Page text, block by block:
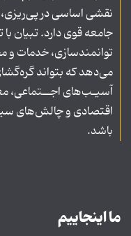
نقشی اساسی در
جامعه قوی دارد. تبیان
توانمندسازی، خدمات و
می‌دهد که بتواند
آسیـب‌های
اقتصادی و چالش‌های
باشد.
ما اینجاییم